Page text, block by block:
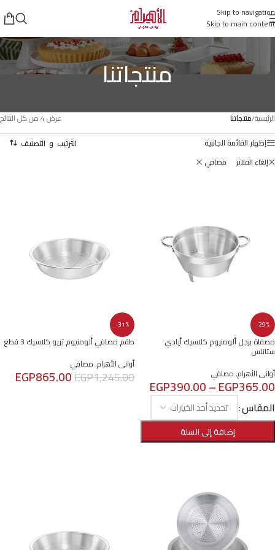
Skip to navigation
Skip to main content
منتجاتنا
الرئيسية/منتجاتنا
عرض ⁦4⁩ من كل النتائج
إظهار القائمة الجانبية
إلغاء الفلاتر مصافي
-29%
مصفاة برجل ألومنيوم كلاسيك أيادي
ستانلس
أوانى الأهرام,مصافي
EGP365.00
–
EGP390.00
المقاس
إضافة إلى السلة
-31%
طقم مصافي ألومنيوم تريو كلاسيك 3 قطع
أوانى الأهرام,مصافي
EGP1,245.00
EGP865.00